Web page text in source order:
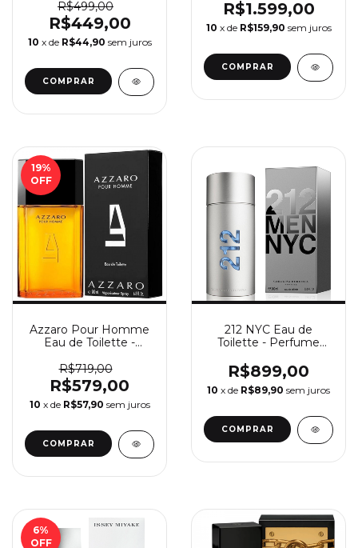
R$499,00
R$449,00
10 x de R$44,90 sem juros
COMPRAR
R$1.599,00
10 x de R$159,90 sem juros
COMPRAR
19%
OFF
Azzaro Pour Homme
Eau de Toilette -
Azzaro
R$719,00
R$579,00
10 x de R$57,90 sem juros
COMPRAR
212 NYC Eau de
Toilette - Perfume
Herrera
R$899,00
10 x de R$89,90 sem juros
COMPRAR
6%
OFF